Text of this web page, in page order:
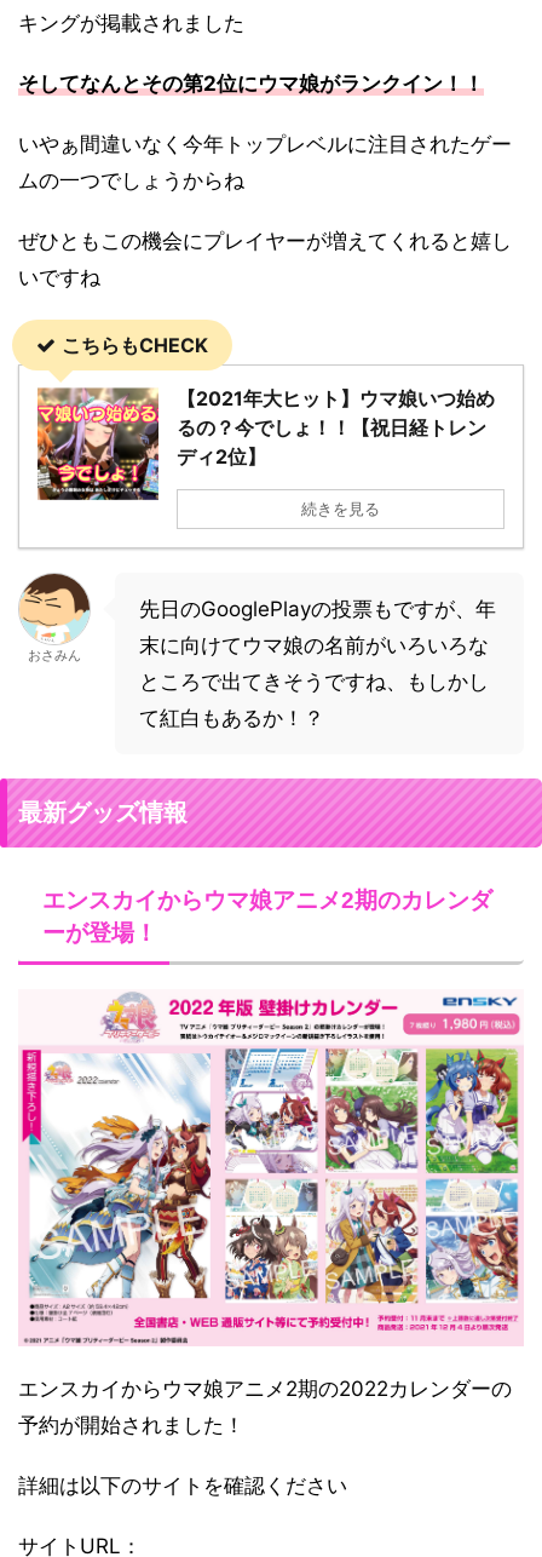
キングが掲載されました
そしてなんとその第2位にウマ娘がランクイン！！
いやぁ間違いなく今年トップレベルに注目されたゲー
ムの一つでしょうからね
ぜひともこの機会にプレイヤーが増えてくれると嬉し
いですね
こちらもCHECK
【2021年大ヒット】ウマ娘いつ始め
るの？今でしょ！！【祝日経トレン
ディ2位】
続きを見る
おさみん
先日のGooglePlayの投票もですが、年
末に向けてウマ娘の名前がいろいろな
ところで出てきそうですね、もしかし
て紅白もあるか！？
最新グッズ情報
エンスカイからウマ娘アニメ2期のカレンダ
ーが登場！
エンスカイからウマ娘アニメ2期の2022カレンダーの
予約が開始されました！
詳細は以下のサイトを確認ください
サイトURL：